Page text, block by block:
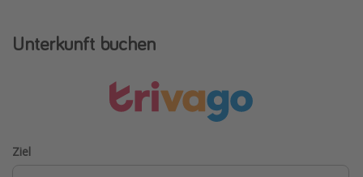
Unterkunft buchen
Ziel